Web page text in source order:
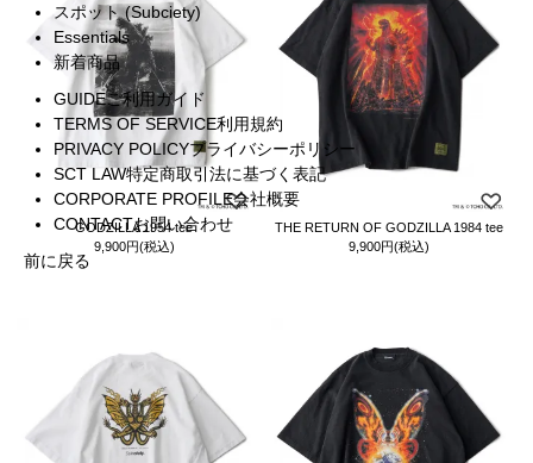
スポット (Subciety)
Essentials
新着商品
GUIDEご利用ガイド
TERMS OF SERVICE利用規約
PRIVACY POLICYプライバシーポリシー
SCT LAW特定商取引法に基づく表記
CORPORATE PROFILE会社概要
CONTACTお問い合わせ
前に戻る
GODZILLA 1954 tee
9,900円(税込)
THE RETURN OF GODZILLA 1984 tee
9,900円(税込)